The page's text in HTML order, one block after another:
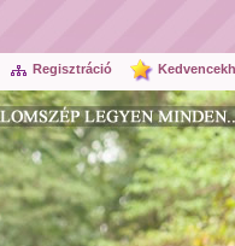
Regisztráció